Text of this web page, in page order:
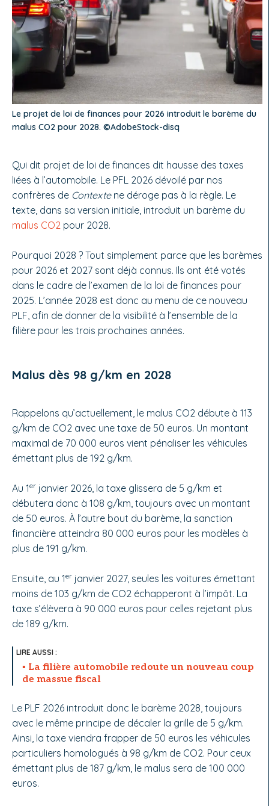
Le projet de loi de finances pour 2026 introduit le barème du
malus CO2 pour 2028. ©AdobeStock-disq
Qui dit projet de loi de finances dit hausse des taxes
liées à l’automobile. Le PFL 2026 dévoilé par nos
confrères de Contextene déroge pas à la règle. Le
texte, dans sa version initiale, introduit un barème du
malus CO2 pour 2028.
Pourquoi 2028 ? Tout simplement parce que les barèmes
pour 2026 et 2027 sont déjà connus. Ils ont été votés
dans le cadre de l’examen de la loi de finances pour
2025. L’année 2028 est donc au menu de ce nouveau
PLF, afin de donner de la visibilité à l’ensemble de la
filière pour les trois prochaines années.
Malus dès 98 g/km en 2028
Rappelons qu’actuellement, le malus CO2 débute à 113
g/km de CO2 avec une taxe de 50 euros. Un montant
maximal de 70 000 euros vient pénaliser les véhicules
émettant plus de 192 g/km.
Au 1er janvier 2026, la taxe glissera de 5 g/km et
débutera donc à 108 g/km, toujours avec un montant
de 50 euros. À l’autre bout du barème, la sanction
financière atteindra 80 000 euros pour les modèles à
plus de 191 g/km.
Ensuite, au 1er janvier 2027, seules les voitures émettant
moins de 103 g/km de CO2 échapperont à l’impôt. La
taxe s’élèvera à 90 000 euros pour celles rejetant plus
de 189 g/km.
La filière automobile redoute un nouveau coup
de massue fiscal
Le PLF 2026 introduit donc le barème 2028, toujours
avec le même principe de décaler la grille de 5 g/km.
Ainsi, la taxe viendra frapper de 50 euros les véhicules
particuliers homologués à 98 g/km de CO2. Pour ceux
émettant plus de 187 g/km, le malus sera de 100 000
euros.